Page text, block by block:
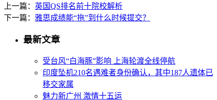
上一篇： 英国QS排名前十院校解析
下一篇： 雅思成绩能“拖”到什么时候提交？
最新文章
受台风“白海豚”影响 上海轮渡全线停航
印度坠机210名遇难者身份确认，其中187人遗体已
移交家属
魅力新广州 激情十五运